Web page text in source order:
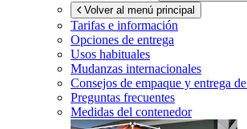
Volver al menú principal
Tarifas e información
Opciones de entrega
Usos habituales
Mudanzas internacionales
Consejos de empaque y entrega de
Preguntas frecuentes
Medidas del contenedor